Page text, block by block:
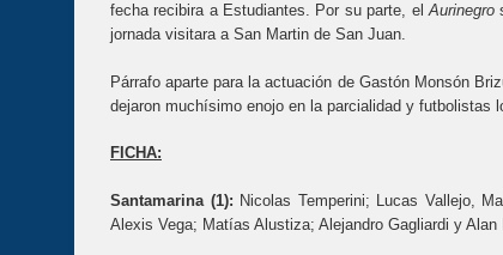
fecha recibira a Estudiantes. Por su parte, elAurinegro
jornada visitara a San Martin de San Juan.
Párrafo aparte para la actuación de Gastón Monsón
dejaron muchísimo enojo en la parcialidad y futbolistas
FICHA:
Santamarina (1): Nicolas Temperini; Lucas Vallejo,
Alexis Vega; Matías Alustiza; Alejandro Gagliardi y Alan